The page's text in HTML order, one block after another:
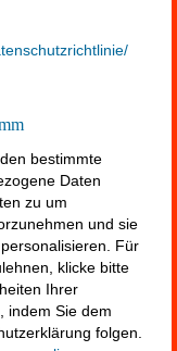
bestimmte
Daten
zu um
und sie
Für
klicke bitte
Ihrer
indem Sie dem
folgen.